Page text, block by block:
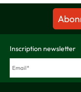
Inscription newsletter